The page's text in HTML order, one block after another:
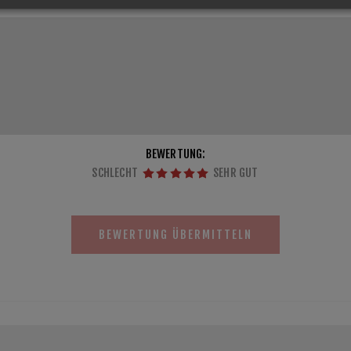
BEWERTUNG:
SCHLECHT
SEHR GUT
BEWERTUNG ÜBERMITTELN